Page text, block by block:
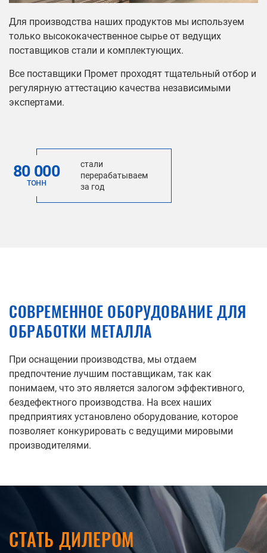
Для производства наших продуктов мы используем
только высококачественное сырье от ведущих
поставщиков стали и комплектующих.
Все поставщики Промет проходят тщательный отбор и
регулярную аттестацию качества независимыми
экспертами.
80 000
тонн
стали
перерабатываем
за год
СОВРЕМЕННОЕ ОБОРУДОВАНИЕ ДЛЯ
ОБРАБОТКИ МЕТАЛЛА
При оснащении производства, мы отдаем
предпочтение лучшим поставщикам, так как
понимаем, что это является залогом эффективного,
бездефектного производства. На всех наших
предприятиях установлено оборудование, которое
позволяет конкурировать с ведущими мировыми
производителями.
СТАТЬ ДИЛЕРОМ